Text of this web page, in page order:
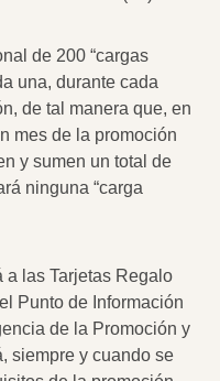
de 200 “cargas
una, durante cada
de tal manera que, en
mes de la promoción
y sumen un total de
ninguna “carga
a las Tarjetas Regalo
Punto de Información
de la Promoción y
siempre y cuando se